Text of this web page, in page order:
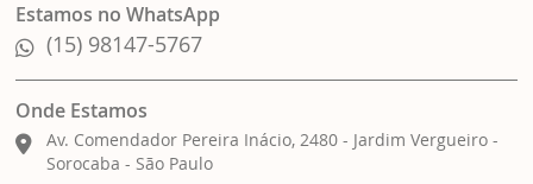
Estamos no WhatsApp
(15) 98147-5767
Onde Estamos
Av. Comendador Pereira Inácio, 2480 - Jardim Vergueiro -
Sorocaba - São Paulo